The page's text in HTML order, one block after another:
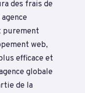
des frais de
purement
web,
efficace et
globale
de la